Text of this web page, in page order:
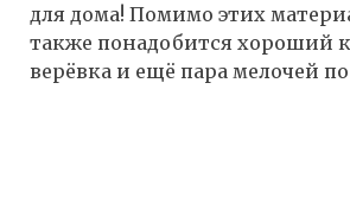
для дома! Помимо этих
также понадобится хороший
верёвка и ещё пара мелочей